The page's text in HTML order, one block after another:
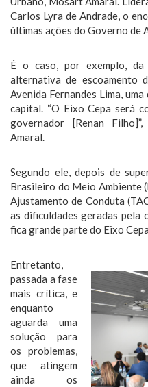
Carlos Lyra de Andrade, o
últimas ações do Governo de
É o caso, por exemplo, da
alternativa de escoamento
Avenida Fernandes Lima,
capital. “O Eixo Cepa será
governador [Renan
Amaral.
Segundo ele, depois de
Brasileiro do Meio Ambiente
Ajustamento de Conduta
as dificuldades geradas pela
fica grande parte do Eixo
Entretanto,
passada a fase
mais crítica, e
enquanto
aguarda uma
solução para
os problemas,
que atingem
ainda os